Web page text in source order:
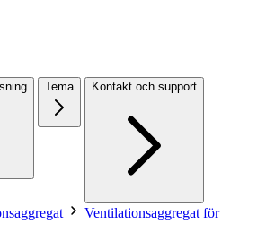
Tema Kontakt och support
Ventilationsaggregat för